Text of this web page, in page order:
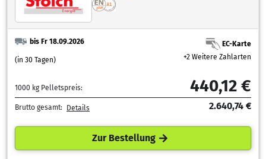
bis Fr 18.09.2026
(in 30 Tagen)
EC-Karte
+2 Weitere Zahlarten
1000 kg Pelletspreis: 440,12 €
Brutto gesamt: Details 2.640,74 €
Zur Bestellung